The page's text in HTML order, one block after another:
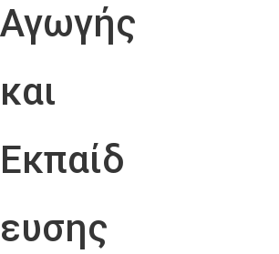
Αγωγής
και
Εκπαίδ
ευσης